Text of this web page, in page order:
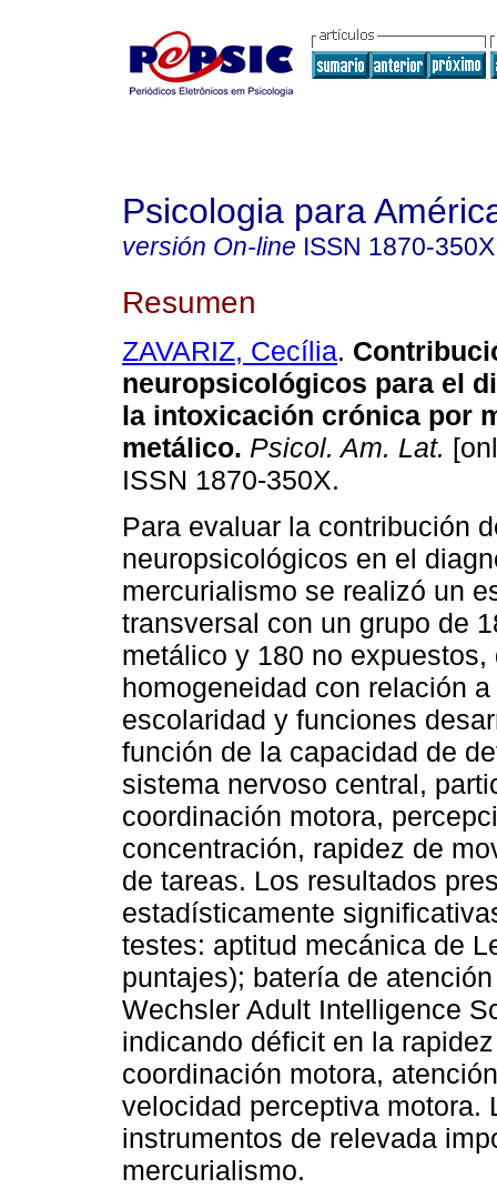
Psicologia para
versión On-line ISSN 1870-350X
Resumen
ZAVARIZ, Cecília.
neuropsicológicos para el
la intoxicación crónica por
metálico. Psicol. Am. Lat.
ISSN 1870-350X.
Para evaluar la contribución
neuropsicológicos en el
mercurialismo se realizó un
transversal con un grupo de
metálico y 180 no
homogeneidad con relación
escolaridad y funciones
función de la capacidad de
sistema nervoso central,
coordinación motora,
concentración, rapidez de
de tareas. Los resultados
estadísticamente
testes: aptitud mecánica de
puntajes); batería de
Wechsler Adult Intelligence
indicando déficit en la
coordinación motora,
velocidad perceptiva motora.
instrumentos de relevada
mercurialismo.